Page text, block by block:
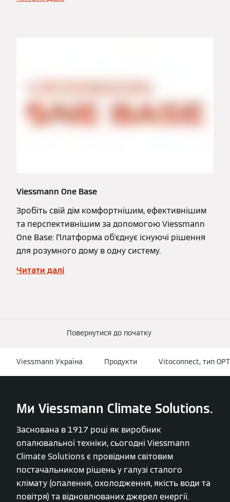
Viessmann One Base
Зробіть свій дім комфортнішим, ефективнішим
та перспективнішим за допомогою Viessmann
One Base: Платформа об'єднує існуючі рішення
для розумного дому в одну систему.
Читати далі
Повернутися до початку
Viessmann Україна Продукти Vitoconnect, тип
Ми Viessmann Climate Solutions.
Заснована в 1917 році як виробник
опалювальної техніки, сьогодні Viessmann
Climate Solutions є провідним світовим
постачальником рішень у галузі сталого
клімату (опалення, охолодження, якість води та
повітря) та відновлюваних джерел енергії.